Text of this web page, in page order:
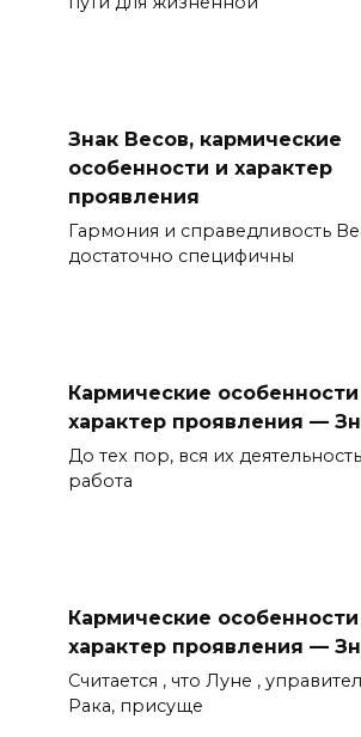
Знак Весов, кармические
особенности и характер
проявления
Гармония и справедливость
достаточно специфичны
Кармические
характер проявления —
До тех пор, вся их
работа
Кармические
характер проявления —
Считается , что Луне ,
Рака, присуще